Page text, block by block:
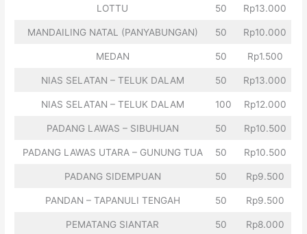
LOTTU 50 Rp13.000
MANDAILING NATAL (PANYABUNGAN) 50 Rp10.000
MEDAN 50 Rp1.500
NIAS SELATAN – TELUK DALAM 50 Rp13.000
NIAS SELATAN – TELUK DALAM 100 Rp12.000
PADANG LAWAS – SIBUHUAN 50 Rp10.500
PADANG LAWAS UTARA – GUNUNG TUA 50 Rp10.500
PADANG SIDEMPUAN 50 Rp9.500
PANDAN – TAPANULI TENGAH 50 Rp9.500
PEMATANG SIANTAR 50 Rp8.000